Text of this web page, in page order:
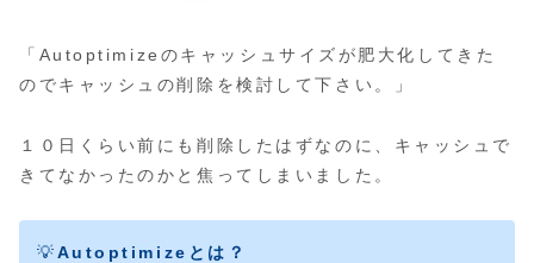
「Autoptimizeのキャッシュサイズが肥大化してきた
のでキャッシュの削除を検討して下さい。」
１０日くらい前にも削除したはずなのに、キャッシュで
きてなかったのかと焦ってしまいました。
💡Autoptimizeとは？